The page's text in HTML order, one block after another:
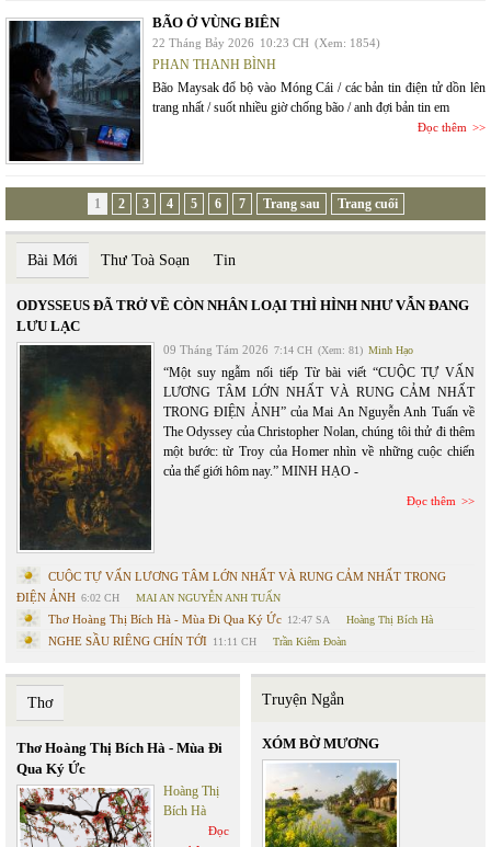
BÃO Ở VÙNG BIÊN
22 Tháng Bảy 2026 10:23 CH (Xem: 1854)
PHAN THANH BÌNH
Bão Maysak đổ bộ vào Móng Cái / các bản tin điện tử dồn lên
trang nhất / suốt nhiều giờ chống bão / anh đợi bản tin em
Đọc thêm
1 2 3 4 5 6 7 Trang sau Trang cuối
Bài Mới Thư Toà Soạn Tin
ODYSSEUS ĐÃ TRỞ VỀ CÒN NHÂN LOẠI THÌ HÌNH NHƯ VẪN ĐANG
LƯU LẠC
09 Tháng Tám 2026 7:14 CH (Xem: 81) Minh Hạo
“Một suy ngẫm nối tiếp Từ bài viết “CUỘC TỰ VẤN
LƯƠNG TÂM LỚN NHẤT VÀ RUNG CẢM NHẤT
TRONG ĐIỆN ẢNH” của Mai An Nguyễn Anh Tuấn về
The Odyssey của Christopher Nolan, chúng tôi thử đi thêm
một bước: từ Troy của Homer nhìn về những cuộc chiến
của thế giới hôm nay.” MINH HẠO -
Đọc thêm
CUỘC TỰ VẤN LƯƠNG TÂM LỚN NHẤT VÀ RUNG CẢM NHẤT TRONG
ĐIỆN ẢNH 6:02 CH MAI AN NGUYỄN ANH TUẤN
Thơ Hoàng Thị Bích Hà - Mùa Đi Qua Ký Ức 12:47 SA Hoàng Thị Bích Hà
NGHE SẦU RIÊNG CHÍN TỚI 11:11 CH Trần Kiêm Đoàn
Thơ
Thơ Hoàng Thị Bích Hà - Mùa Đi
Qua Ký Ức
Hoàng Thị
Bích Hà
Đọc
Truyện Ngắn
XÓM BỜ MƯƠNG